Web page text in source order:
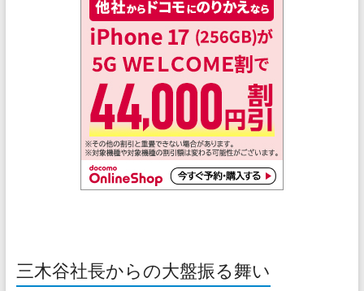
三木谷社長からの大盤振る舞い